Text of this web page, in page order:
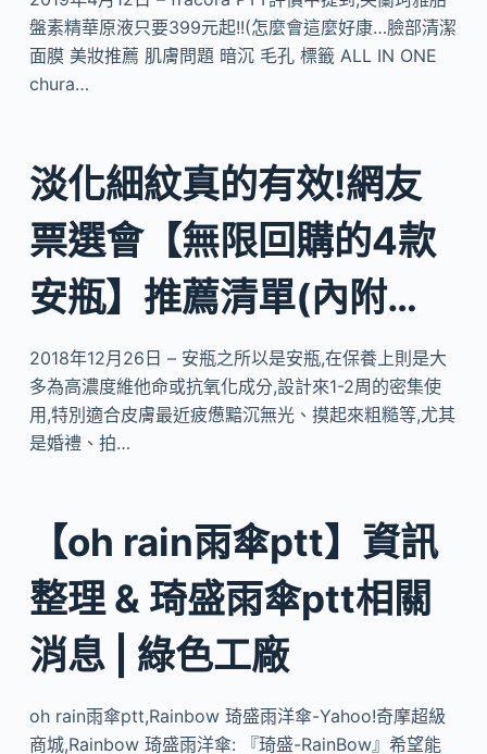
盤素精華原液只要399元起!!(怎麼會這麼好康…臉部清潔
面膜 美妝推薦 肌膚問題 暗沉 毛孔 標籤 ALL IN ONE
chura…
淡化細紋真的有效!網友
票選會【無限回購的4款
安瓶】推薦清單(內附…
2018年12月26日 – 安瓶之所以是安瓶,在保養上則是大
多為高濃度維他命或抗氧化成分,設計來1-2周的密集使
用,特別適合皮膚最近疲憊黯沉無光、摸起來粗糙等,尤其
是婚禮、拍…
【oh rain雨傘ptt】資訊
整理 & 琦盛雨傘ptt相關
消息 | 綠色工廠
oh rain雨傘ptt,Rainbow 琦盛雨洋傘-Yahoo!奇摩超級
商城,Rainbow 琦盛雨洋傘: 『琦盛-RainBow』希望能